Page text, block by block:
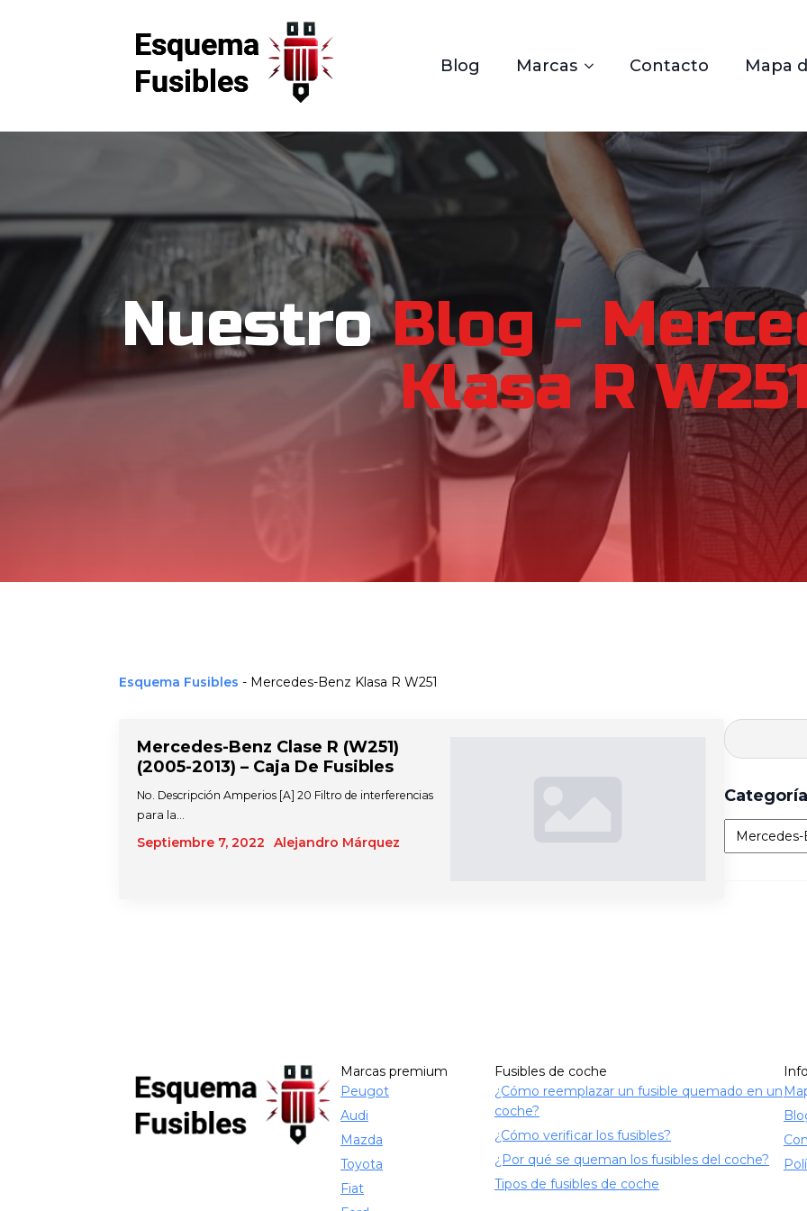
Blog Marcas Contacto Mapa
Nuestro Blog -
Klasa R
Esquema Fusibles - Mercedes-Benz Klasa R W251
Mercedes-Benz Clase R (W251)
(2005-2013) – Caja De Fusibles
Septiembre 7, 2022 Alejandro Márquez
No. Descripción Amperios [A] 20 Filtro de interferencias
para la…
Categorías
Marcas premium
Peugot
Audi
Mazda
Toyota
Fiat
Fusibles de coche
¿Cómo reemplazar un fusible quemado en un
coche?
¿Cómo verificar los fusibles?
¿Por qué se queman los fusibles del coche?
Tipos de fusibles de coche